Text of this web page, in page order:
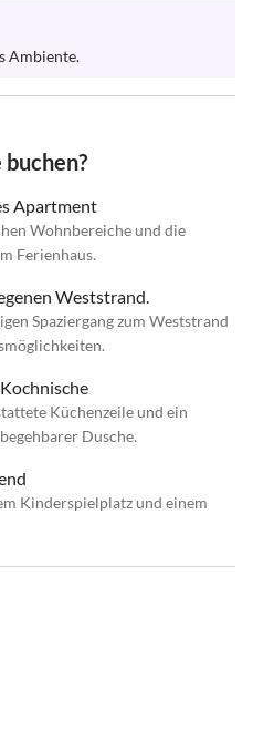
Ambiente.
Apartment
Wohnbereiche und die
Ferienhaus.
Weststrand.
Spaziergang zum Weststrand
Küchenzeile und ein
Dusche.
Kinderspielplatz und einem